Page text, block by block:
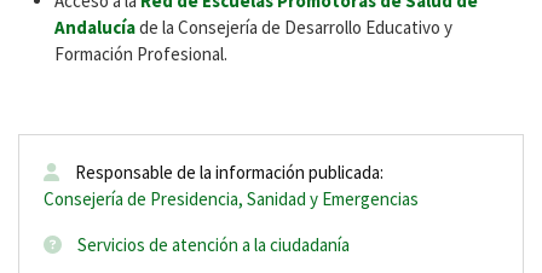
Andalucíade la Consejería de Desarrollo Educativo y
Formación Profesional.
Responsable de la información publicada:
Consejería de Presidencia, Sanidad y Emergencias
Servicios de atención a la ciudadanía